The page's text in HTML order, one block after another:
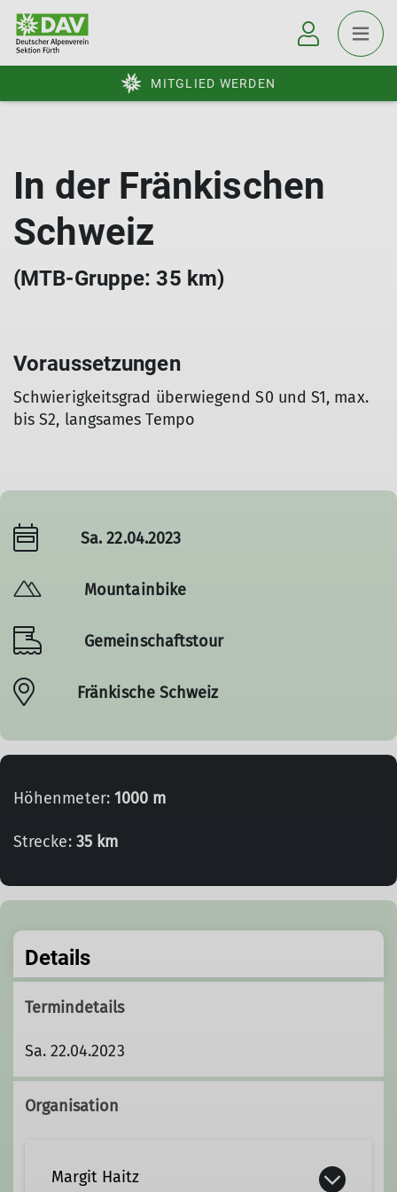
MITGLIED WERDEN
In der Fränkischen
Schweiz
(MTB-Gruppe: 35 km)
Voraussetzungen
Schwierigkeitsgrad überwiegend S0 und S1, max.
bis S2, langsames Tempo
Sa. 22.04.2023
Mountainbike
Gemeinschaftstour
Fränkische Schweiz
Höhenmeter: 1000 m
Strecke: 35 km
Details
Termindetails
Sa. 22.04.2023
Organisation
Margit Haitz